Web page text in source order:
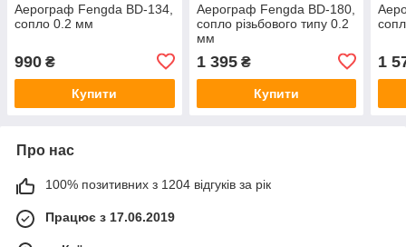
Аерограф Fengda BD-134,
сопло 0.2 мм
990 ₴
Купити
Аерограф Fengda BD-180,
сопло різьбового типу 0.2
мм
1 395₴
Купити
1
Про нас
100% позитивних з 1204 відгуків за рік
Працює з 17.06.2019